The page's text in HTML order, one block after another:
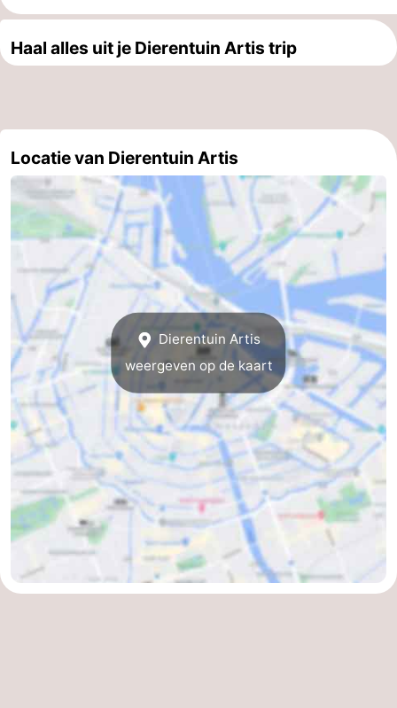
Haal alles uit je Dierentuin Artis trip
Locatie van Dierentuin Artis
Dierentuin Artis
weergeven op de kaart